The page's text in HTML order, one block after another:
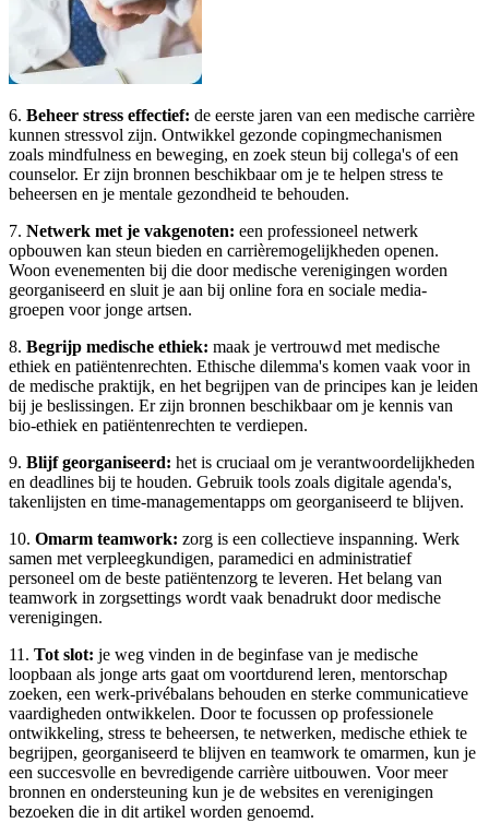
6. Beheer stress effectief: de eerste jaren van een medische carrière
kunnen stressvol zijn. Ontwikkel gezonde copingmechanismen
zoals mindfulness en beweging, en zoek steun bij collega's of een
counselor. Er zijn bronnen beschikbaar om je te helpen stress te
beheersen en je mentale gezondheid te behouden.
7. Netwerk met je vakgenoten: een professioneel netwerk
opbouwen kan steun bieden en carrièremogelijkheden openen.
Woon evenementen bij die door medische verenigingen worden
georganiseerd en sluit je aan bij online fora en sociale media-
groepen voor jonge artsen.
8. Begrijp medische ethiek: maak je vertrouwd met medische
ethiek en patiëntenrechten. Ethische dilemma's komen vaak voor in
de medische praktijk, en het begrijpen van de principes kan je leiden
bij je beslissingen. Er zijn bronnen beschikbaar om je kennis van
bio-ethiek en patiëntenrechten te verdiepen.
9. Blijf georganiseerd: het is cruciaal om je verantwoordelijkheden
en deadlines bij te houden. Gebruik tools zoals digitale agenda's,
takenlijsten en time-managementapps om georganiseerd te blijven.
10. Omarm teamwork: zorg is een collectieve inspanning. Werk
samen met verpleegkundigen, paramedici en administratief
personeel om de beste patiëntenzorg te leveren. Het belang van
teamwork in zorgsettings wordt vaak benadrukt door medische
verenigingen.
11. Tot slot: je weg vinden in de beginfase van je medische
loopbaan als jonge arts gaat om voortdurend leren, mentorschap
zoeken, een werk-privébalans behouden en sterke communicatieve
vaardigheden ontwikkelen. Door te focussen op professionele
ontwikkeling, stress te beheersen, te netwerken, medische ethiek te
begrijpen, georganiseerd te blijven en teamwork te omarmen, kun je
een succesvolle en bevredigende carrière uitbouwen. Voor meer
bronnen en ondersteuning kun je de websites en verenigingen
bezoeken die in dit artikel worden genoemd.